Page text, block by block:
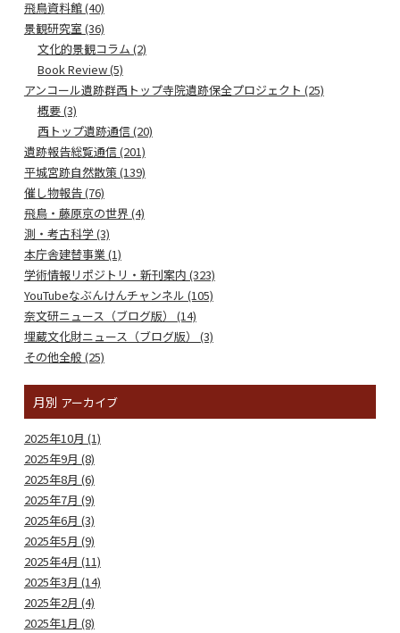
飛鳥資料館 (40)
景観研究室 (36)
文化的景観コラム (2)
Book Review (5)
アンコール遺跡群西トップ寺院遺跡保全プロジェクト (25)
概要 (3)
西トップ遺跡通信 (20)
遺跡報告総覧通信 (201)
平城宮跡自然散策 (139)
催し物報告 (76)
飛鳥・藤原京の世界 (4)
測・考古科学 (3)
本庁舎建替事業 (1)
学術情報リポジトリ・新刊案内 (323)
YouTubeなぶんけんチャンネル (105)
奈文研ニュース（ブログ版） (14)
埋蔵文化財ニュース（ブログ版） (3)
その他全般 (25)
月別 アーカイブ
2025年10月 (1)
2025年9月 (8)
2025年8月 (6)
2025年7月 (9)
2025年6月 (3)
2025年5月 (9)
2025年4月 (11)
2025年3月 (14)
2025年2月 (4)
2025年1月 (8)